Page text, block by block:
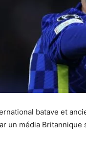
batave et
un média Britannique